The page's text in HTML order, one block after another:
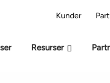
Kunder
Resurser
M-Files -beredskap